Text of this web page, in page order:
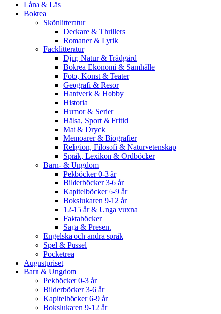
Låna & Läs
Bokrea
Skönlitteratur
Deckare & Thrillers
Romaner & Lyrik
Facklitteratur
Djur, Natur & Trädgård
Bokrea Ekonomi & Samhälle
Foto, Konst & Teater
Geografi & Resor
Hantverk & Hobby
Historia
Humor & Serier
Hälsa, Sport & Fritid
Mat & Dryck
Memoarer & Biografier
Religion, Filosofi & Naturvetenskap
Språk, Lexikon & Ordböcker
Barn- & Ungdom
Pekböcker 0-3 år
Bilderböcker 3-6 år
Kapitelböcker 6-9 år
Bokslukaren 9-12 år
12-15 år & Unga vuxna
Faktaböcker
Saga & Present
Engelska och andra språk
Spel & Pussel
Pocketrea
Augustpriset
Barn & Ungdom
Pekböcker 0-3 år
Bilderböcker 3-6 år
Kapitelböcker 6-9 år
Bokslukaren 9-12 år